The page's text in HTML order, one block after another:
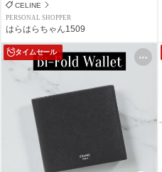
CELINE
PERSONAL SHOPPER
はらはらちゃん1509
タイムセール